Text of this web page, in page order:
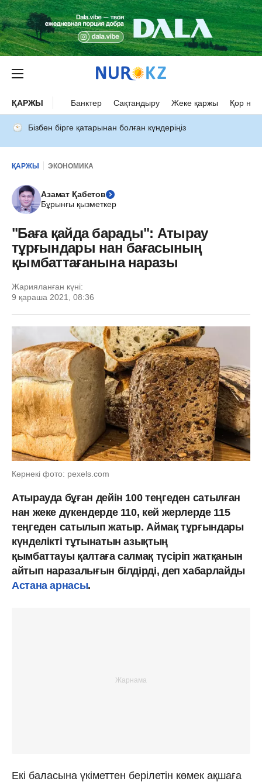
ҚАРЖЫ Банктер Сақтандыру Жеке қаржы Қор
Бізбен бірге қатарынан болған күндеріңіз
ҚАРЖЫ ЭКОНОМИКА
Азамат Қабетов
Бұрынғы қызметкер
"Баға қайда барады": Атырау
тұрғындары нан бағасының
қымбаттағанына наразы
Жарияланған күні:
9 қараша 2021, 08:36
Көрнекі фото: pexels.com
Атырауда бұған дейін 100 теңгеден сатылған
нан жеке дүкендерде 110, кей жерлерде 115
теңгеден сатылып жатыр. Аймақ тұрғындары
күнделікті тұтынатын азықтың
қымбаттауы қалтаға салмақ түсіріп жатқанын
айтып наразалығын білдірді, деп хабарлайды
Астана арнасы.
Екі баласына үкіметтен берілетін көмек ақшаға